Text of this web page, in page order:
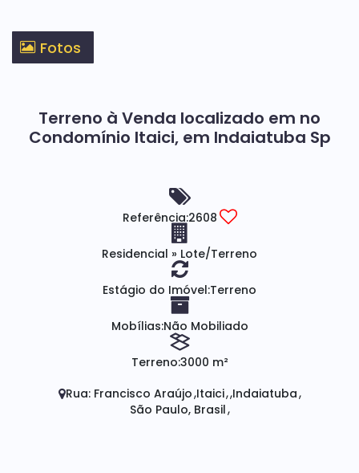
Fotos
Terreno à Venda localizado em no
Condomínio Itaici, em Indaiatuba Sp
Referência:2608
Residencial » Lote/Terreno
Estágio do Imóvel:Terreno
Mobílias:Não Mobiliado
Terreno:3000 m²
Rua: Francisco Araújo Itaici Indaiatuba
São Paulo, Brasil